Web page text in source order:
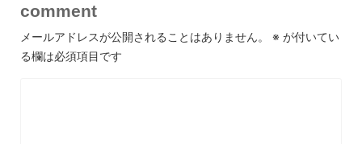
comment
メールアドレスが公開されることはありません。 ※ が付いてい
る欄は必須項目です